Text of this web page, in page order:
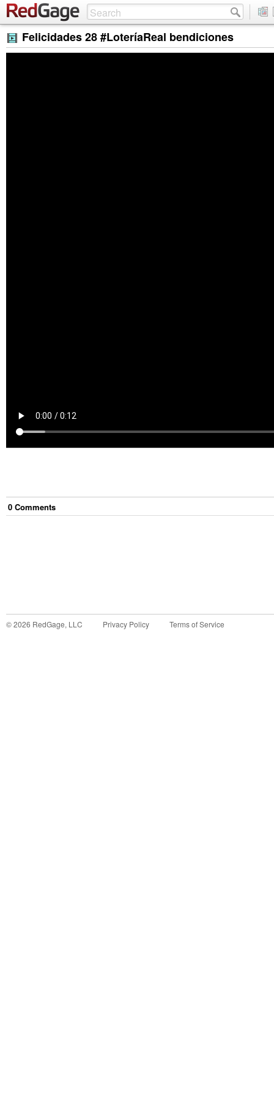
Felicidades 28 #LoteríaReal bendiciones
0 Comments
©2026 RedGage, LLC Privacy Policy Terms of Service